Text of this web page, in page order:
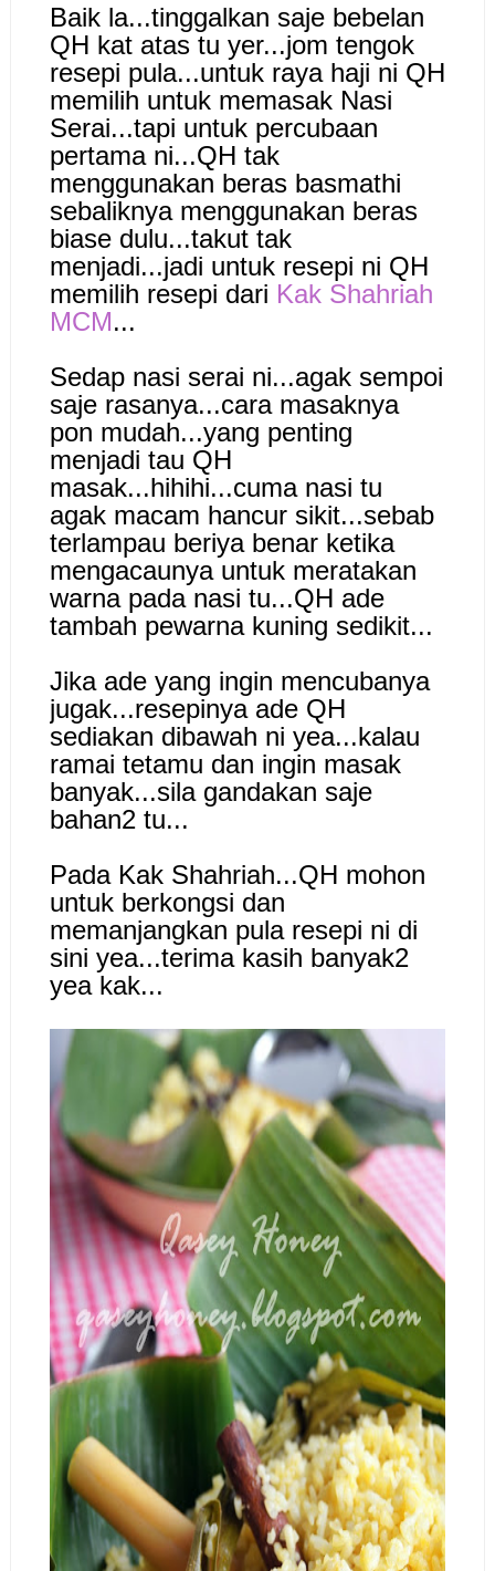
Baik la...tinggalkan saje bebelan
QH kat atas tu yer...jom tengok
resepi pula...untuk raya haji ni QH
memilih untuk memasak Nasi
Serai...tapi untuk percubaan
pertama ni...QH tak
menggunakan beras basmathi
sebaliknya menggunakan beras
biase dulu...takut tak
menjadi...jadi untuk resepi ni QH
memilih resepi dari Kak Shahriah
MCM...
Sedap nasi serai ni...agak sempoi
saje rasanya...cara masaknya
pon mudah...yang penting
menjadi tau QH
masak...hihihi...cuma nasi tu
agak macam hancur sikit...sebab
terlampau beriya benar ketika
mengacaunya untuk meratakan
warna pada nasi tu...QH ade
tambah pewarna kuning sedikit...
Jika ade yang ingin mencubanya
jugak...resepinya ade QH
sediakan dibawah ni yea...kalau
ramai tetamu dan ingin masak
banyak...sila gandakan saje
bahan2 tu...
Pada Kak Shahriah...QH mohon
untuk berkongsi dan
memanjangkan pula resepi ni di
sini yea...terima kasih banyak2
yea kak...